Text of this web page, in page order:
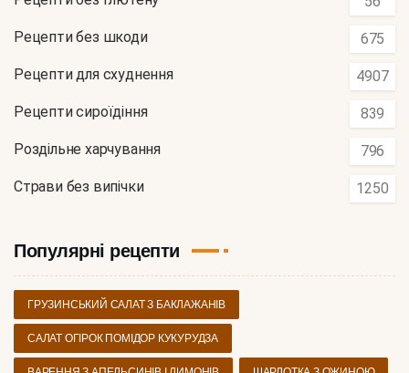
Рецепти без шкоди 675
Рецепти для схуднення 4907
Рецепти сироїдіння 839
Роздільне харчування 796
Страви без випічки 1250
Популярні рецепти
ГРУЗИНСЬКИЙ САЛАТ З БАКЛАЖАНІВ
САЛАТ ОГІРОК ПОМІДОР КУКУРУДЗА